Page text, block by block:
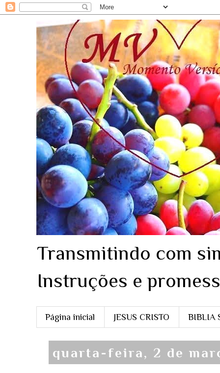
Transmitindo com
Instruções e
Página inicial JESUS CRISTO BIBLIA
quarta-feira, 2 de